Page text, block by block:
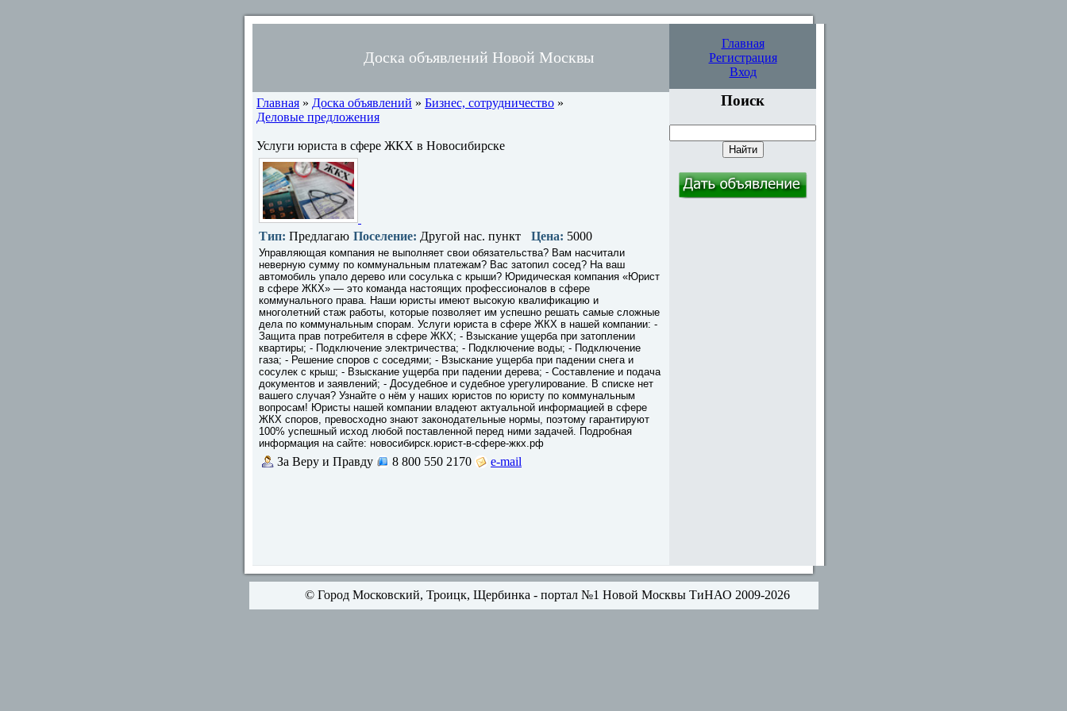
Доска объявлений Новой Москвы
Главная
Регистрация
Вход
Главная » Доска объявлений » Бизнес, сотрудничество »
Деловые предложения
Услуги юриста в сфере ЖКХ в Новосибирске
Тип: Предлагаю Поселение: Другой нас. пункт Цена: 5000
Управляющая компания не выполняет свои обязательства? Вам насчитали
неверную сумму по коммунальным платежам? Вас затопил сосед? На ваш
автомобиль упало дерево или сосулька с крыши? Юридическая компания «Юрист
в сфере ЖКХ» — это команда настоящих профессионалов в сфере
коммунального права. Наши юристы имеют высокую квалификацию и
многолетний стаж работы, которые позволяет им успешно решать самые сложные
дела по коммунальным спорам. Услуги юриста в сфере ЖКХ в нашей компании: -
Защита прав потребителя в сфере ЖКХ; - Взыскание ущерба при затоплении
квартиры; - Подключение электричества; - Подключение воды; - Подключение
газа; - Решение споров с соседями; - Взыскание ущерба при падении снега и
сосулек с крыш; - Взыскание ущерба при падении дерева; - Составление и подача
документов и заявлений; - Досудебное и судебное урегулирование. В списке нет
вашего случая? Узнайте о нём у наших юристов по юристу по коммунальным
вопросам! Юристы нашей компании владеют актуальной информацией в сфере
ЖКХ споров, превосходно знают законодательные нормы, поэтому гарантируют
100% успешный исход любой поставленной перед ними задачей. Подробная
информация на сайте: новосибирск.юрист-в-сфере-жкх.рф
За Веру и Правду 8 800 550 2170 e-mail
Поиск
© Город Московский, Троицк, Щербинка - портал №1 Новой Москвы ТиНАО 2009-2026